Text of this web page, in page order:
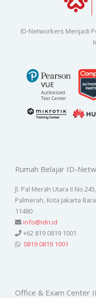
ID-Networkers Menjadi
Rumah Belajar ID-
Jl. Pal Merah Utara II
Palmerah, Kota Jakarta
11480
info@idn.id
+62 819 0819 1001
0819 0819 1001
Office & Exam Center